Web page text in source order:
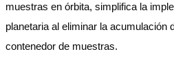
muestras en órbita, simplifica la
planetaria al eliminar la acumulación
contenedor de muestras.